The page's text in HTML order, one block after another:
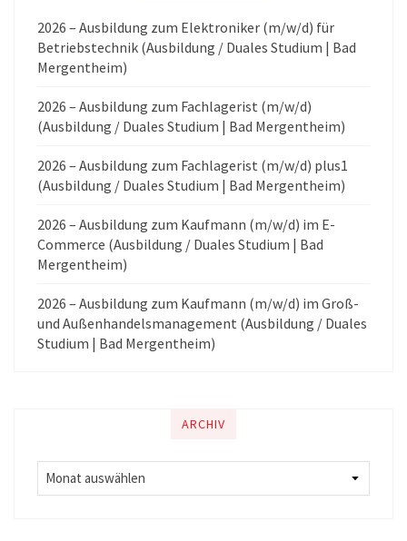
2026 – Ausbildung zum Elektroniker (m/w/d) für
Betriebstechnik (Ausbildung / Duales Studium | Bad
Mergentheim)
2026 – Ausbildung zum Fachlagerist (m/w/d)
(Ausbildung / Duales Studium | Bad Mergentheim)
2026 – Ausbildung zum Fachlagerist (m/w/d) plus1
(Ausbildung / Duales Studium | Bad Mergentheim)
2026 – Ausbildung zum Kaufmann (m/w/d) im E-
Commerce (Ausbildung / Duales Studium | Bad
Mergentheim)
2026 – Ausbildung zum Kaufmann (m/w/d) im Groß-
und Außenhandelsmanagement (Ausbildung / Duales
Studium | Bad Mergentheim)
ARCHIV